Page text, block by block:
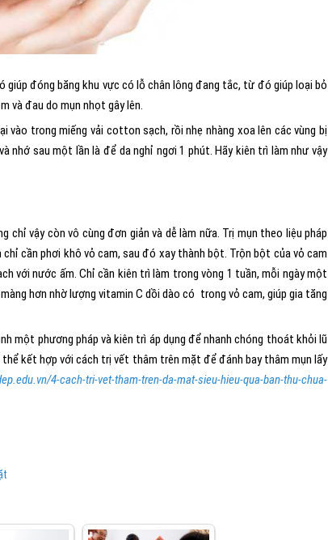
đóng băng khu vực có lỗ chân lông đang tắc, từ đó giúp loại bỏ
và đau do mụn nhọt gây lên.
vào trong miếng vải cotton sạch, rồi nhẹ nhàng xoa lên các vùng bị
nhớ sau một lần là để da nghỉ ngơi 1 phút. Hãy kiên trì làm như vậy
chỉ vậy còn vô cùng đơn giản và dễ làm nữa. Trị mụn theo liệu pháp
cần phơi khô vỏ cam, sau đó xay thành bột. Trộn bột của vỏ cam
với nước ấm. Chỉ cần kiên trì làm trong vòng 1 tuần, mỗi ngày một
hơn nhờ lượng vitamin C dồi dào có trong vỏ cam, giúp gia tăng
một phương pháp và kiên trì áp dụng để nhanh chóng thoát khỏi lũ
kết hợp với cách trị vết thâm trên mặt để đánh bay thâm mụn lấy
4-cach-tri-vet-tham-tren-da-mat-sieu-hieu-qua-ban-thu-chua-